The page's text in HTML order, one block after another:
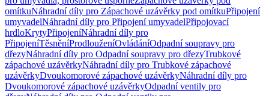
omítkuNáhradní díly pro Zápachové uzávěrky pod omítkuPřipojení
umyvadelNáhradní díly pro Připojení umyvadelPřipojovací
hrdloKrytyPřipojeníNáhradní díly pro
PřipojeníTěsněníProdlouženíOvládáníOdpadní soupravy pro
dřezyNáhradní díly pro Odpadní soupravy pro dřezyTrubkové
zápachové uzávěrkyNáhradní díly pro Trubkové zápachové
uzávěrkyDvoukomorové zápachové uzávěrkyNáhradní díly pro
Dvoukomorové zápachové uzávěrkyOdpadní ventily pro